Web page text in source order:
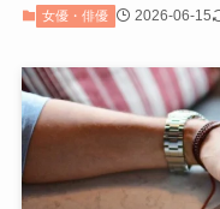
女優・俳優 2026-06-15